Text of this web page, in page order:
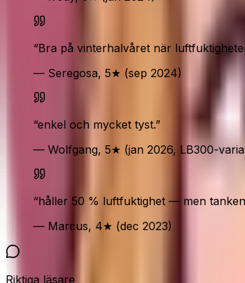
“Bra på vinterhalvåret när
— Seregosa, 5★ (sep 2024)
“enkel och mycket tyst.”
— Wolfgang, 5★ (jan 2026, LB300-
“håller 50 % luftfuktighet — men
— Marcus, 4★ (dec 2023)
Riktiga läsare